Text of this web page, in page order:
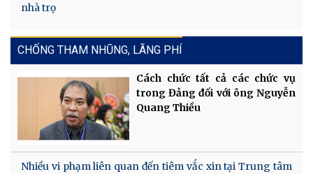
nhà trọ
CHỐNG THAM NHŨNG, LÃNG PHÍ
Cách chức tất cả các chức vụ
trong Đảng đối với ông Nguyễn
Quang Thiều
Nhiều vi phạm liên quan đến tiêm vắc xin tại Trung tâm